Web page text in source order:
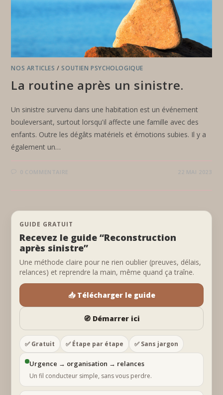
NOS ARTICLES /SOUTIEN PSYCHOLOGIQUE
La routine après un sinistre.
Un sinistre survenu dans une habitation est un événement
bouleversant, surtout lorsqu'il affecte une famille avec des
enfants. Outre les dégâts matériels et émotions subies. Il y a
également un…
0 COMMENTAIRE 22 MAI 2023
GUIDE GRATUIT
Recevez le guide “Reconstruction
après sinistre”
Une méthode claire pour ne rien oublier (preuves, délais,
relances) et reprendre la main, même quand ça traîne.
📥 Télécharger le guide
🧭 Démarrer ici
✅ Gratuit ✅ Étape par étape ✅ Sans jargon
Urgence → organisation → relances
Un fil conducteur simple, sans vous perdre.